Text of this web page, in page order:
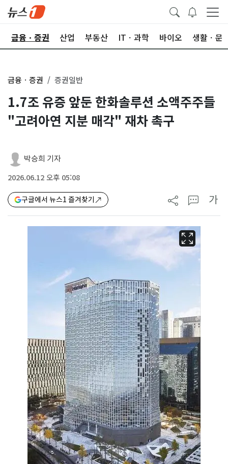
금융ㆍ증권 산업 부동산 ITㆍ과학 바이오 생활ㆍ문
금융ㆍ증권 증권일반
1.7조 유증 앞둔 한화솔루션 소액주주들
"고려아연 지분 매각" 재차 촉구
박승희 기자
2026.06.12 오후 05:08
구글에서 뉴스1 즐겨찾기 가